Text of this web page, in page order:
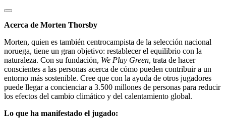
Acerca de Morten Thorsby
Morten, quien es también centrocampista de la selección nacional
noruega, tiene un gran objetivo: restablecer el equilibrio con la
naturaleza. Con su fundación, We Play Green, trata de hacer
conscientes a las personas acerca de cómo pueden contribuir a un
entorno más sostenible. Cree que con la ayuda de otros jugadores
puede llegar a concienciar a 3.500 millones de personas para reducir
los efectos del cambio climático y del calentamiento global.
Lo que ha manifestado el jugado: